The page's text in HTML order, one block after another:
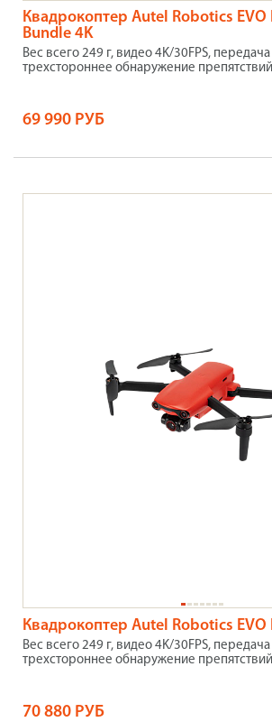
Квадрокоптер Autel Robotics EVO
Bundle 4K
Вес всего 249 г, видео 4K/30FPS,
трехстороннее обнаружение препятствий
69 990 РУБ
Квадрокоптер Autel Robotics EVO
Вес всего 249 г, видео 4K/30FPS,
трехстороннее обнаружение препятствий
70 880 РУБ